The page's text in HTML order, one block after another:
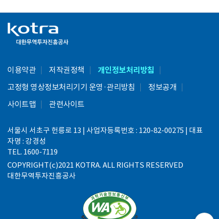
이용약관 저작권정책 개인정보처리방침
고정형 영상정보처리기기 운영·관리방침
정보공개
사이트맵
관련사이트
서울시 서초구 헌릉로 13 | 사업자등록번호 : 120-82-00275 | 대표
자명 : 강경성
TEL. 1600-7119
COPYRIGHT(c)2021 KOTRA. ALL RIGHTS RESERVED
대한무역투자진흥공사